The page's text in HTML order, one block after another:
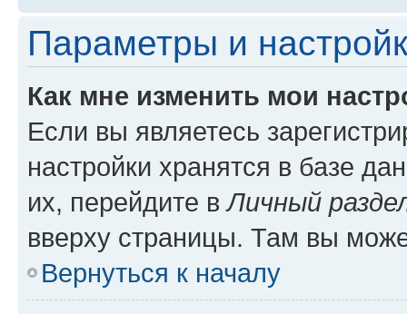
Параметры и
Как мне изменить мои
Если вы являетесь
настройки хранятся в базе
их, перейдите вЛичный
вверху страницы. Там вы
Вернуться к началу